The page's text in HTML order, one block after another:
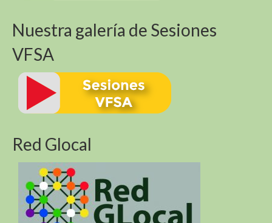
Biodiversidad de las montañas y los Objetivos de
Desarrollo Sostenible
Sustentabilidad Alimentaria En America Del Sur y
Africa (R4D)
Nuestra galería de Sesiones
VFSA
Red Glocal